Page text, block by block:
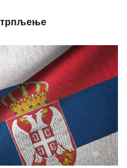
трпљење